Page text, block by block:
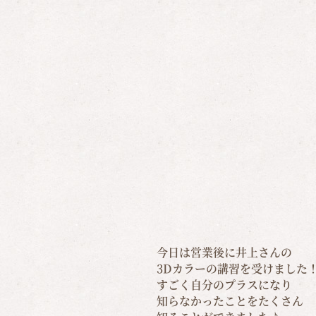
今日は営業後に井上さんの
3Dカラーの講習を受けました
すごく自分のプラスになり
知らなかったことをたくさん